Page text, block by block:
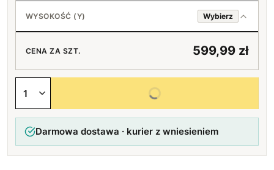
60 cm
61 cm +3 zł
62 cm
63 cm
WYSOKOŚĆ (Y) Wybierz
80 cm
81 cm +2 zł
82 cm
CENA ZA SZT. 599,99 zł
Wybierz wszystkie opcje
Darmowa dostawa · kurier z wniesieniem